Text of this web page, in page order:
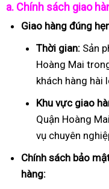
a. Chính sách giao
Giao hàng đúng
Thời gian: Sản
Hoàng Mai
khách hàng hài
Khu vực giao
Quận Hoàng
vụ chuyên
Chính sách bảo
hàng: